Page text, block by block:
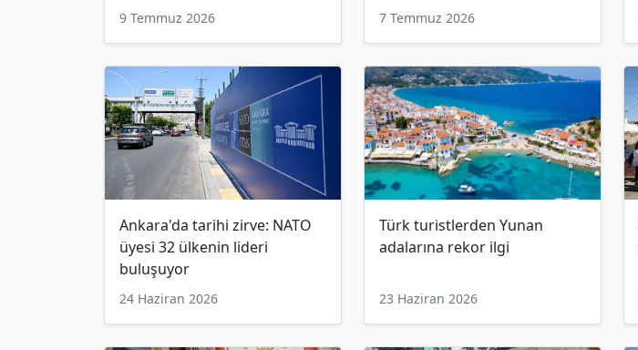
9 Temmuz 2026 7 Temmuz 2026
Ankara'da tarihi zirve: NATO
üyesi 32 ülkenin lideri
buluşuyor
24 Haziran 2026
Türk turistlerden Yunan
adalarına rekor ilgi
23 Haziran 2026